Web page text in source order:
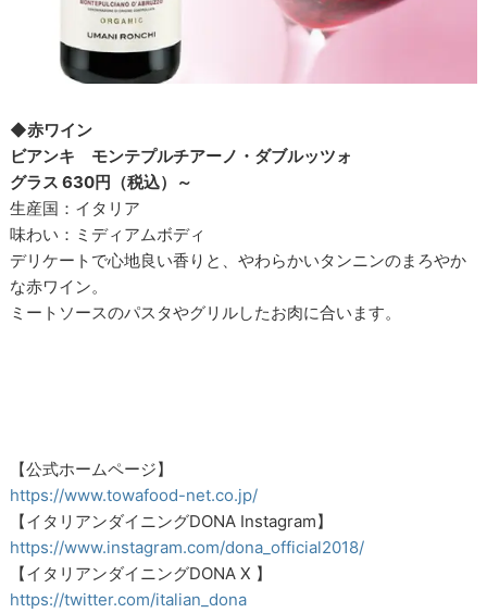
◆赤ワイン
ビアンキ モンテプルチアーノ・ダブルッツォ
グラス 630円（税込）～
生産国：イタリア
味わい：ミディアムボディ
デリケートで心地良い香りと、やわらかいタンニンのまろやか
な赤ワイン。
ミートソースのパスタやグリルしたお肉に合います。
【公式ホームページ】
https://www.towafood-net.co.jp/
【イタリアンダイニングDONA Instagram】
https://www.instagram.com/dona_official2018/
【イタリアンダイニングDONA X 】
https://twitter.com/italian_dona